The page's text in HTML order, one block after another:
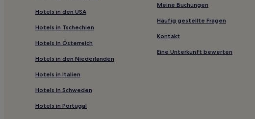
Bourgnac Hotels
Tayac Hotels
Francs Hotels
Auriac-Sur-Dropt Hotels
Hotels nahe Golfplatz Château des Vigiers
Hotels in den USA
Hotels in Tschechien
Hotels in Österreich
Hotels in den Niederlanden
Hotels in Italien
Hotels in Schweden
Hotels in Portugal
Meine Buchungen
Häufig gestellte Fragen
Kontakt
Eine Unterkunft bewerten